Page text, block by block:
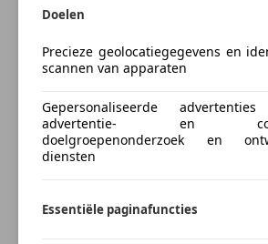
Hoofd airbag
Mistlampen
Startonderbreker
Vermoeidheidsdetectie
Zij-airbags
Extra
Sportonderstel
boordcomputer en lederen
auto helemaal compleet.
SEAT in staat om zelf te reageren
gevaarlijke situaties op de weg. Het
warning-systeem waarschuwt
geeft vermoeidheidsherkenning
INDEPENDER
Kenteken
Doelen
Precieze geolocatiegegevens en
scannen van apparaten
Gepersonaliseerde
advertentie- en
doelgroepenonderzoek en
diensten
Essentiële paginafuncties